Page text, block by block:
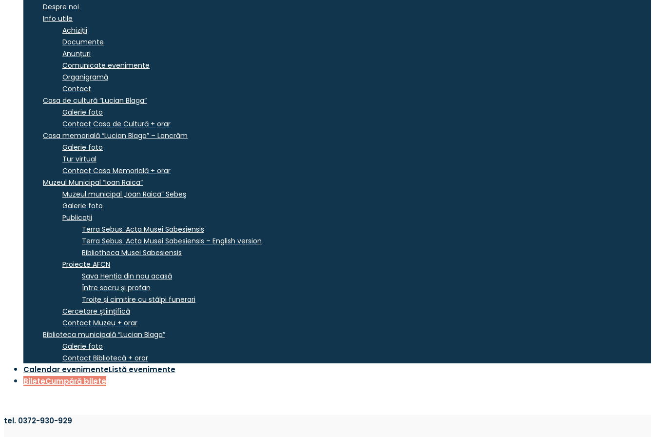
Despre noi
Info utile
Achiziții
Documente
Anunțuri
Comunicate evenimente
Organigramă
Contact
Casa de cultură “Lucian Blaga”
Galerie foto
Contact Casa de Cultură + orar
Casa memorială “Lucian Blaga” – Lancrăm
Galerie foto
Tur virtual
Contact Casa Memorială + orar
Muzeul Municipal “Ioan Raica”
Muzeul municipal „Ioan Raica” Sebeş
Galerie foto
Publicații
Terra Sebus. Acta Musei Sabesiensis
Terra Sebus. Acta Musei Sabesiensis – English version
Bibliotheca Musei Sabesiensis
Proiecte AFCN
Sava Henția din nou acasă
Între sacru și profan
Troițe și cimitire cu stâlpi funerari
Cercetare ştiinţifică
Contact Muzeu + orar
Biblioteca municipală “Lucian Blaga”
Galerie foto
Contact Bibliotecă + orar
Calendar evenimenteListă evenimente
BileteCumpără bilete
tel. 0372-930-929